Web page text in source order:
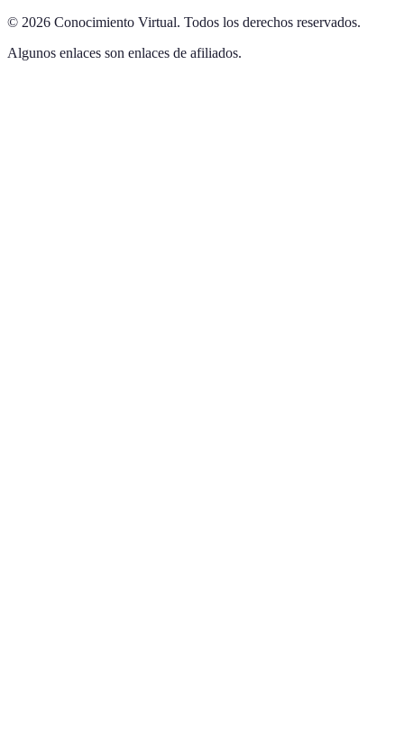
© 2026 Conocimiento Virtual. Todos los derechos reservados.
Algunos enlaces son enlaces de afiliados.